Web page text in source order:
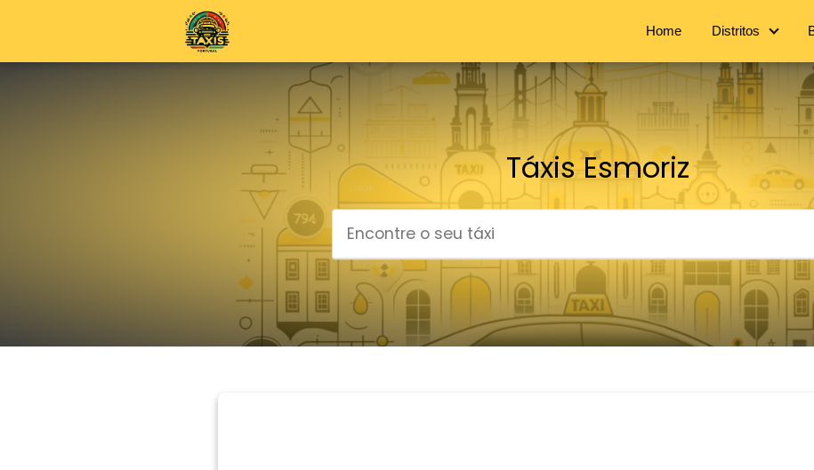
Home Distritos
Táxis Esmoriz